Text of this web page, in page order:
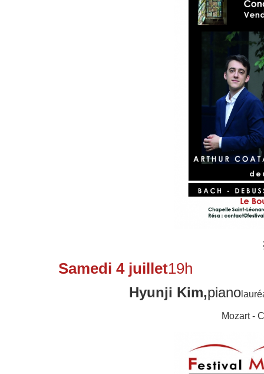
Samedi 4 juillet
Hyunji Kim,piano
Mozart -